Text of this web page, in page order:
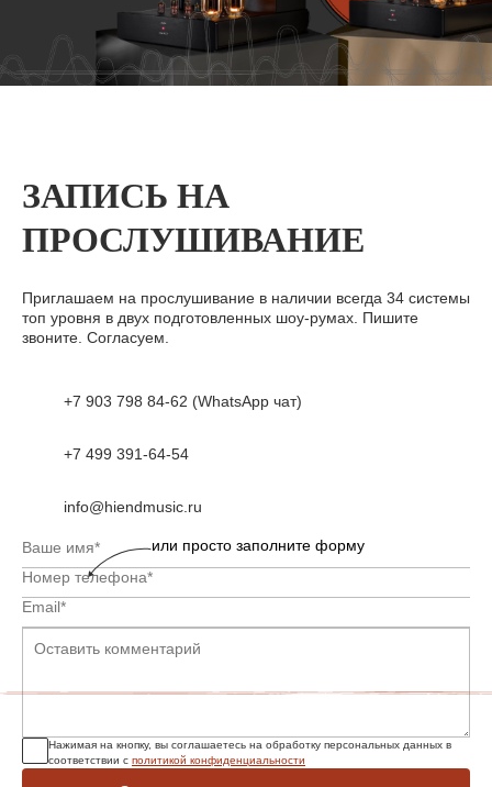
ЗАПИСЬ НА
ПРОСЛУШИВАНИЕ
Приглашаем на прослушивание в наличии всегда 34 системы
топ уровня в двух подготовленных шоу-румах. Пишите
звоните. Согласуем.
+7 903 798 84-62 (WhatsApp чат)
+7 499 391-64-54
info@hiendmusic.ru
Нажимая на кнопку, вы соглашаетесь на обработку персональных данных в
соответствии с политикой конфиденциальности
или просто заполните форму